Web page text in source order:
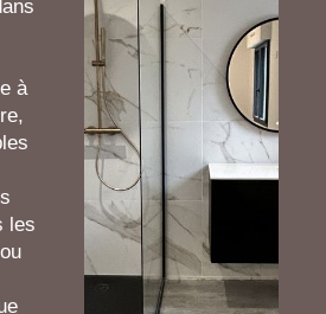
à
les